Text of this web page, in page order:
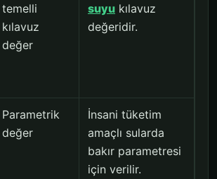
temelli
kılavuz
değer
suyu kılavuz
değeridir.
Parametrik
değer
İnsani tüketim
amaçlı sularda
bakır parametresi
için verilir.